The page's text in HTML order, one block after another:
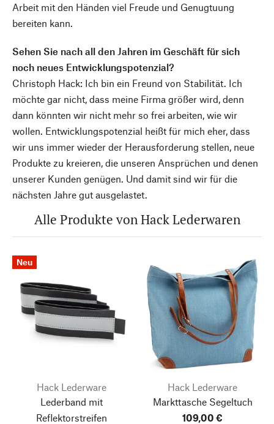
Arbeit mit den Händen viel Freude und Genugtuung
bereiten kann.
Sehen Sie nach all den Jahren im Geschäft für sich
noch neues Entwicklungspotenzial?
Christoph Hack: Ich bin ein Freund von Stabilität. Ich
möchte gar nicht, dass meine Firma größer wird, denn
dann könnten wir nicht mehr so frei arbeiten, wie wir
wollen. Entwicklungspotenzial heißt für mich eher, dass
wir uns immer wieder der Herausforderung stellen, neue
Produkte zu kreieren, die unseren Ansprüchen und denen
unserer Kunden genügen. Und damit sind wir für die
nächsten Jahre gut ausgelastet.
Alle Produkte von Hack Lederwaren
Neu
Hack Lederware
Lederband mit
Reflektorstreifen
Hack Lederware
Markttasche Segeltuch
109,00 €